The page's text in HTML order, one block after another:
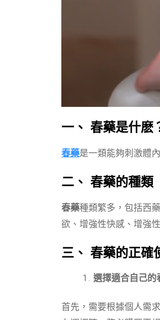
一、 春藥是什麽
春藥是一類能夠刺激體
二、 春藥的種類
春藥種類繁多，包括西
欲、增強性快感、增強
三、 春藥的正確
選擇適合自己的
首先，需要根據個人需